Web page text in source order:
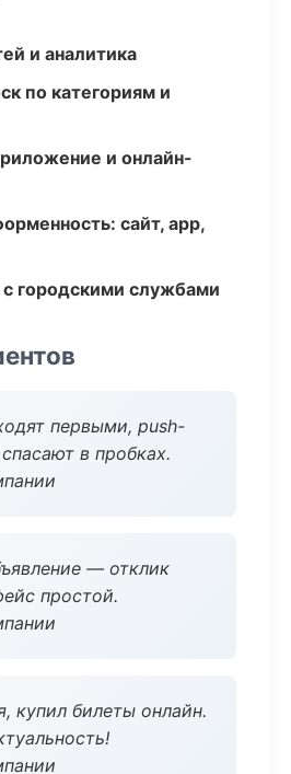
и аналитика
по категориям и
и онлайн-
сайт, app,
городскими службами
первыми, push-
в пробках.
— отклик
простой.
купил билеты онлайн.